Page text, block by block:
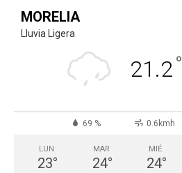
MORELIA
Lluvia Ligera
21.2°
69 % 0.6kmh
LUN
23°
MAR
24°
MIÉ
24°